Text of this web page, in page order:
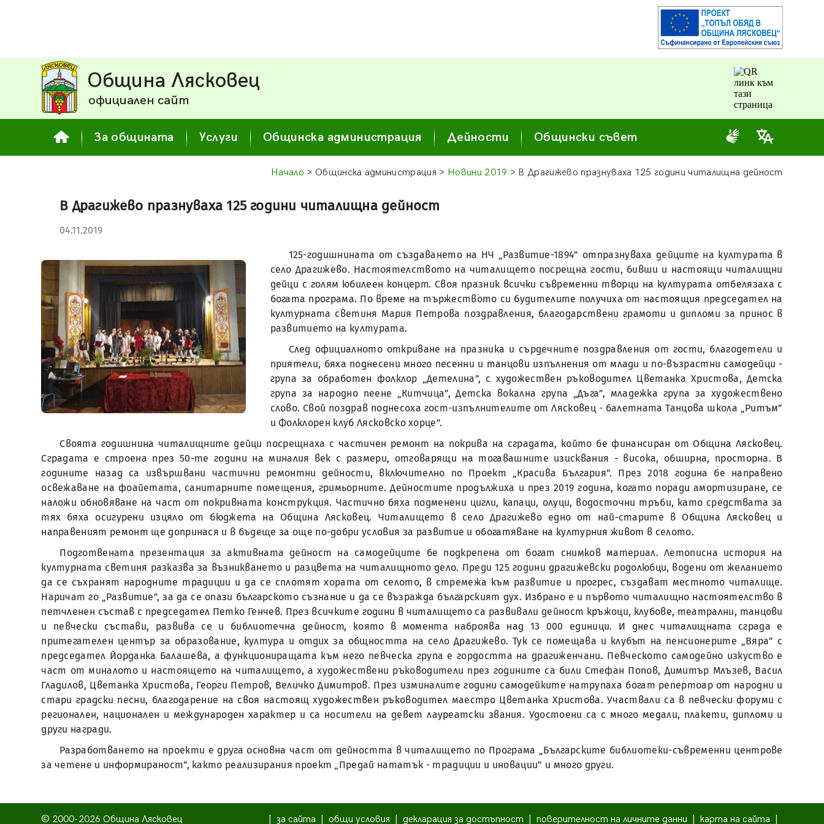
Община Лясковец
официален сайт
За общината Услуги Общинска администрация Дейности Общински съвет
Начало > Общинска администрация > Новини 2019 > В Драгижево празнуваха 125 години читалищна дейност
В Драгижево празнуваха 125 години читалищна дейност
04.11.2019
125-годишнината от създаването на НЧ „Развитие-1894” отпразнуваха дейците на културата в
село Драгижево. Настоятелството на читалището посрещна гости, бивши и настоящи читалищни
дейци с голям юбилеен концерт. Своя празник всички съвременни творци на културата отбелязаха с
богата програма. По време на тържеството си будителите получиха от настоящия председател на
културната светиня Мария Петрова поздравления, благодарствени грамоти и дипломи за принос в
развитието на културата.
След официалното откриване на празника и сърдечните поздравления от гости, благодетели и
приятели, бяха поднесени много песенни и танцови изпълнения от млади и по-възрастни самодейци -
група за обработен фолклор „Детелина”, с художествен ръководител Цветанка Христова, Детска
група за народно пеене „Китчица”, Детска вокална група „Дъга”, младежка група за художествено
слово. Свой поздрав поднесоха гост-изпълнителите от Лясковец - балетната Танцова школа „Ритъм”
и Фолклорен клуб Лясковско хорце”.
Своята годишнина читалищните дейци посрещнаха с частичен ремонт на покрива на сградата, който бе финансиран от Община Лясковец.
Сградата е строена през 50-те години на миналия век с размери, отговарящи на тогавашните изисквания - висока, обширна, просторна. В
годините назад са извършвани частични ремонтни дейности, включително по Проект „Красива България”. През 2018 година бе направено
освежаване на фоайетата, санитарните помещения, гримьорните. Дейностите продължиха и през 2019 година, когато поради амортизиране, се
наложи обновяване на част от покривната конструкция. Частично бяха подменени цигли, капаци, олуци, водосточни тръби, като средствата за
тях бяха осигурени изцяло от бюджета на Община Лясковец. Читалището в село Драгижево едно от най-старите в Община Лясковец и
направеният ремонт ще допринася и в бъдеще за още по-добри условия за развитие и обогатяване на културния живот в селото.
Подготвената презентация за активната дейност на самодейците бе подкрепена от богат снимков материал. Летописна история на
културната светиня разказва за възникването и разцвета на читалищното дело. Преди 125 години драгижевски родолюбци, водени от желанието
да се съхранят народните традиции и да се сплотят хората от селото, в стремежа към развитие и прогрес, създават местното читалище.
Наричат го „Развитие”, за да се опази българското съзнание и да се възражда българският дух. Избрано е и първото читалищно настоятелство в
петчленен състав с председател Петко Генчев. През всичките години в читалището са развивали дейност кръжоци, клубове, театрални, танцови
и певчески състави, развива се и библиотечна дейност, която в момента наброява над 13 000 единици. И днес читалищната сграда е
притегателен център за образование, култура и отдих за общността на село Драгижево. Тук се помещава и клубът на пенсионерите „Вяра” с
председател Йорданка Балашева, а функциониращата към него певческа група е гордостта на драгиженчани. Певческото самодейно изкуство е
част от миналото и настоящето на читалището, а художествени ръководители през годините са били Стефан Попов, Димитър Млъзев, Васил
Гладилов, Цветанка Христова, Георги Петров, Величко Димитров. През изминалите години самодейките натрупаха богат репертоар от народни и
стари градски песни, благодарение на своя настоящ художествен ръководител маестро Цветанка Христова. Участвали са в певчески форуми с
регионален, национален и международен характер и са носители на девет лауреатски звания. Удостоени са с много медали, плакети, дипломи и
други награди.
Разработването на проекти е друга основна част от дейността в читалището по Програма „Българските библиотеки-съвременни центрове
за четене и информираност”, както реализирания проект „Предай нататък - традиции и иновации” и много други.
© 2000-2026 Община Лясковец за сайта общи условия декларация за достъпност поверителност на личните данни карта на сайта